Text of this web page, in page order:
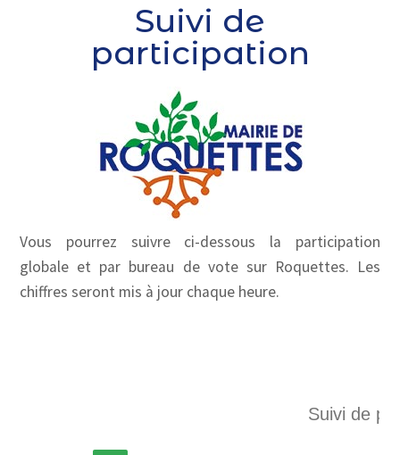
Suivi de
participation
Vous pourrez suivre ci-dessous la participation
globale et par bureau de vote sur Roquettes. Les
chiffres seront mis à jour chaque heure.